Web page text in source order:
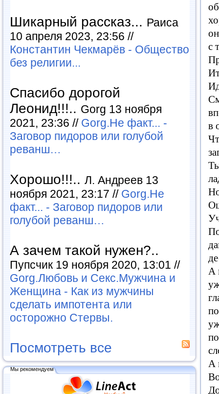
Шикарный рассказ... Раиса
10 апреля 2023, 23:56 //
Константин Чекмарёв - Общество
без религии...
Спасибо дорогой
Леонид!!!.. Gorg 13 ноября
2021, 23:36 // Gorg.Не факт... -
Заговор пидоров или голубой
реванш…
Хорошо!!!.. Л. Андреев 13
ноября 2021, 23:17 // Gorg.Не
факт... - Заговор пидоров или
голубой реванш…
А зачем такой нужен?..
Пупсчик 19 ноября 2020, 13:01 //
Gorg.Любовь и Секс.Мужчина и
Женщина - Как из мужчины
сделать импотента или
осторожно Стервы.
Посмотреть все
Мы рекомендуем
с
в
А
А